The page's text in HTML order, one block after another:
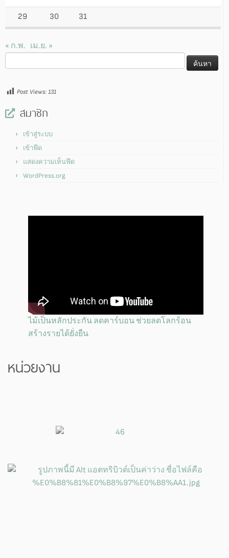
29 30 31
« ก.พ. เม.ย. »
สำหรับ:
Post Views: 131
สมาชิก
เข้าสู่ระบบ
เข้าฟีด
แสดงความเห็นฟีด
WordPress.org
ไม้เป็นหลักประกัน ลดคาร์บอน ช่วยลดโลกร้อน
สร้างรายได้ยั่งยืน
หน่วยงาน